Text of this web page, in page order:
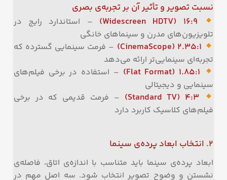
نسبت تصویر و تأثیر آن بر تجربه‌ی بصری
۱۶:۹ (Widescreen HDTV)
– استاندارد رایج در
تلویزیون‌های مدرن و سینماهای خانگی
۲.۳۵:۱ (CinemaScope)
– فرمت سینمایی گسترده که
تجربه‌ای سینمایی‌تر ارائه می‌دهد
۱.۸۵:۱ (Flat Format)
– استفاده در برخی فیلم‌های
سینمایی و دیجیتالی
۴:۳ (Standard TV)
– فرمت قدیمی که در برخی
فیلم‌های کلاسیک کاربرد دارد
۲. انتخاب ابعاد پرده‌ی سینما
ابعاد پرده‌ی سینما باید متناسب با اندازه‌ی اتاق، فاصله‌ی
نشستن و وضوح تصویر انتخاب شود. سه اصل مهم در